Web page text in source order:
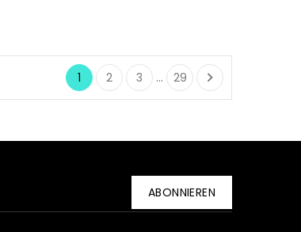
1 2 3 … 29 